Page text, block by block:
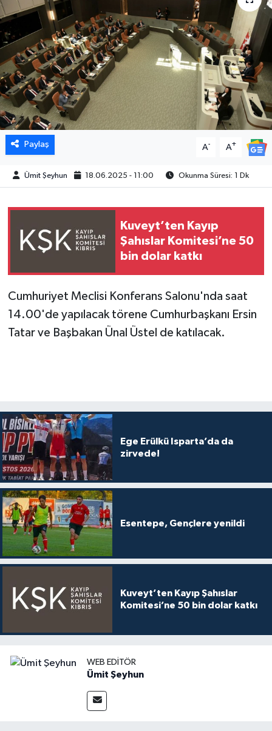
Paylaş A- A+
Ümit Şeyhun 18.06.2025 - 11:00 Okunma Süresi: 1 Dk
Kuveyt’ten Kayıp
Şahıslar Komitesi’ne 50
bin dolar katkı
Cumhuriyet Meclisi Konferans Salonu'nda saat
14.00'de yapılacak törene Cumhurbaşkanı Ersin
Tatar ve Başbakan Ünal Üstel de katılacak.
Ege Erülkü Isparta’da da
zirvede!
Esentepe, Gençlere yenildi
Kuveyt’ten Kayıp Şahıslar
Komitesi’ne 50 bin dolar katkı
WEB EDITÖR
Ümit Şeyhun